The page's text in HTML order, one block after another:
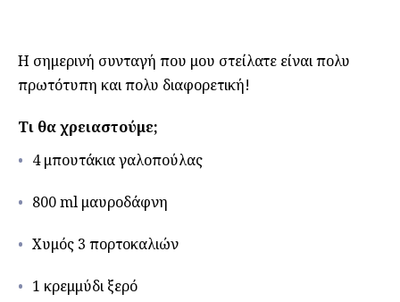
Η σημερινή συνταγή που μου στείλατε είναι πολυ
πρωτότυπη και πολυ διαφορετική!
Τι θα χρειαστούμε;
4 μπουτάκια γαλοπούλας
800 ml μαυροδάφνη
Χυμός 3 πορτοκαλιών
1 κρεμμύδι ξερό